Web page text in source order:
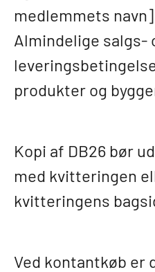
medlemmets
Almindelige salgs-
produkter og
Kopi af DB26 bør
med kvitteringen
kvitteringens
Ved kontantkøb er